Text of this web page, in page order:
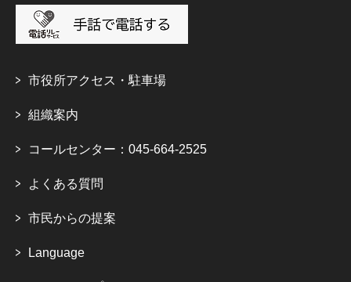
市役所アクセス・駐車場
組織案内
コールセンター：045-664-2525
よくある質問
市民からの提案
Language